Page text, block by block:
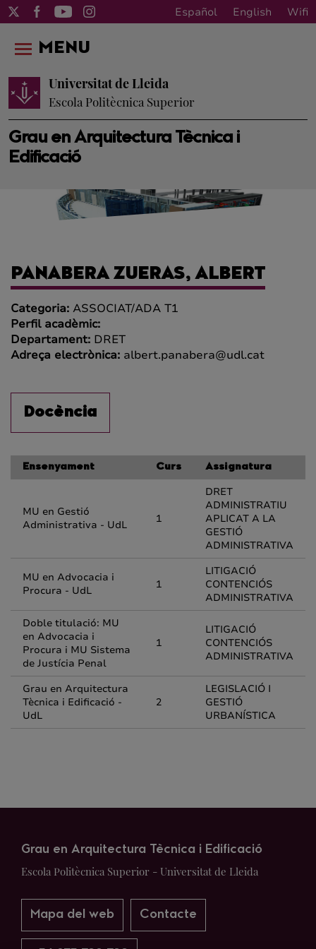
Español English Wifi
Grau en Arquitectura Tècnica i
Edificació
Universitat de Lleida
Escola Politècnica Superior
MENU
PANABERA ZUERAS, ALBERT
Categoria: ASSOCIAT/ADA T1
Perfil acadèmic:
Departament: DRET
Adreça electrònica: albert.panabera@udl.cat
Docència
Ensenyament Curs Assignatura
MU en Gestió
Administrativa - UdL
1
DRET
ADMINISTRATIU
APLICAT A LA
GESTIÓ
ADMINISTRATIVA
MU en Advocacia i
Procura - UdL
1
LITIGACIÓ
CONTENCIÓS
ADMINISTRATIVA
Doble titulació: MU
en Advocacia i
Procura i MU Sistema
de Justícia Penal
1
LITIGACIÓ
CONTENCIÓS
ADMINISTRATIVA
Grau en Arquitectura
Tècnica i Edificació -
UdL
2
LEGISLACIÓ I
GESTIÓ
URBANÍSTICA
Grau en Arquitectura Tècnica i Edificació
Escola Politècnica Superior - Universitat de Lleida
Mapa del web Contacte